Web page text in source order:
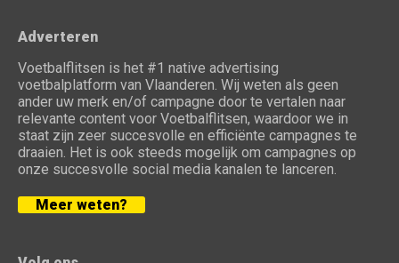
Adverteren
Voetbalflitsen is het #1 native advertising
voetbalplatform van Vlaanderen. Wij weten als geen
ander uw merk en/of campagne door te vertalen naar
relevante content voor Voetbalflitsen, waardoor we in
staat zijn zeer succesvolle en efficiënte campagnes te
draaien. Het is ook steeds mogelijk om campagnes op
onze succesvolle social media kanalen te lanceren.
Meer weten?